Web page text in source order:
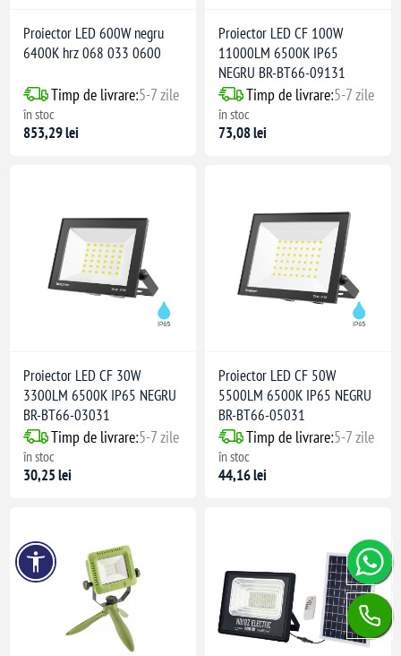
Proiector LED 600W negru
6400K hrz 068 033 0600
Timp de livrare:5-7 zile
în stoc
853,29 lei
Proiector LED CF 100W
11000LM 6500K IP65
NEGRU BR-BT66-09131
Timp de livrare:5-7 zile
în stoc
73,08 lei
Proiector LED CF 30W
3300LM 6500K IP65 NEGRU
BR-BT66-03031
Timp de livrare:5-7 zile
în stoc
30,25 lei
Proiector LED CF 50W
5500LM 6500K IP65 NEGRU
BR-BT66-05031
Timp de livrare:5-7 zile
în stoc
44,16 lei